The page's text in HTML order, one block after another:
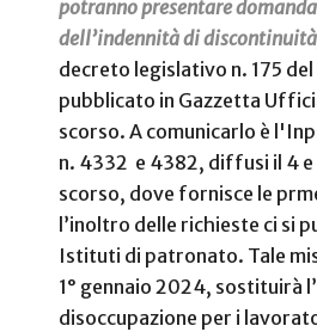
potranno presentare
dell’indennità di
decreto legislativo n. 175
pubblicato in Gazzetta
scorso. A comunicarlo è
n. 4332 e 4382, diffusi il 4 e
scorso, dove fornisce le
l’inoltro delle richieste ci si
Istituti di patronato. Tale
1° gennaio 2024, sostituirà
disoccupazione per i